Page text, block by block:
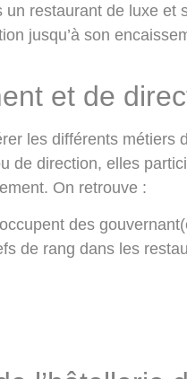
un restaurant de luxe et
jusqu’à son
et de
les différents métiers
de direction, elles
On retrouve :
des
de rang dans les